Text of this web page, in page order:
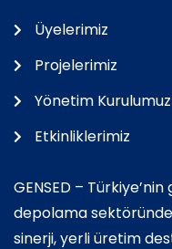
Üyelerimiz
Projelerimiz
Yönetim Kurulumuz
Etkinliklerimiz
GENSED –
depolama
sinerji, yerli üretim